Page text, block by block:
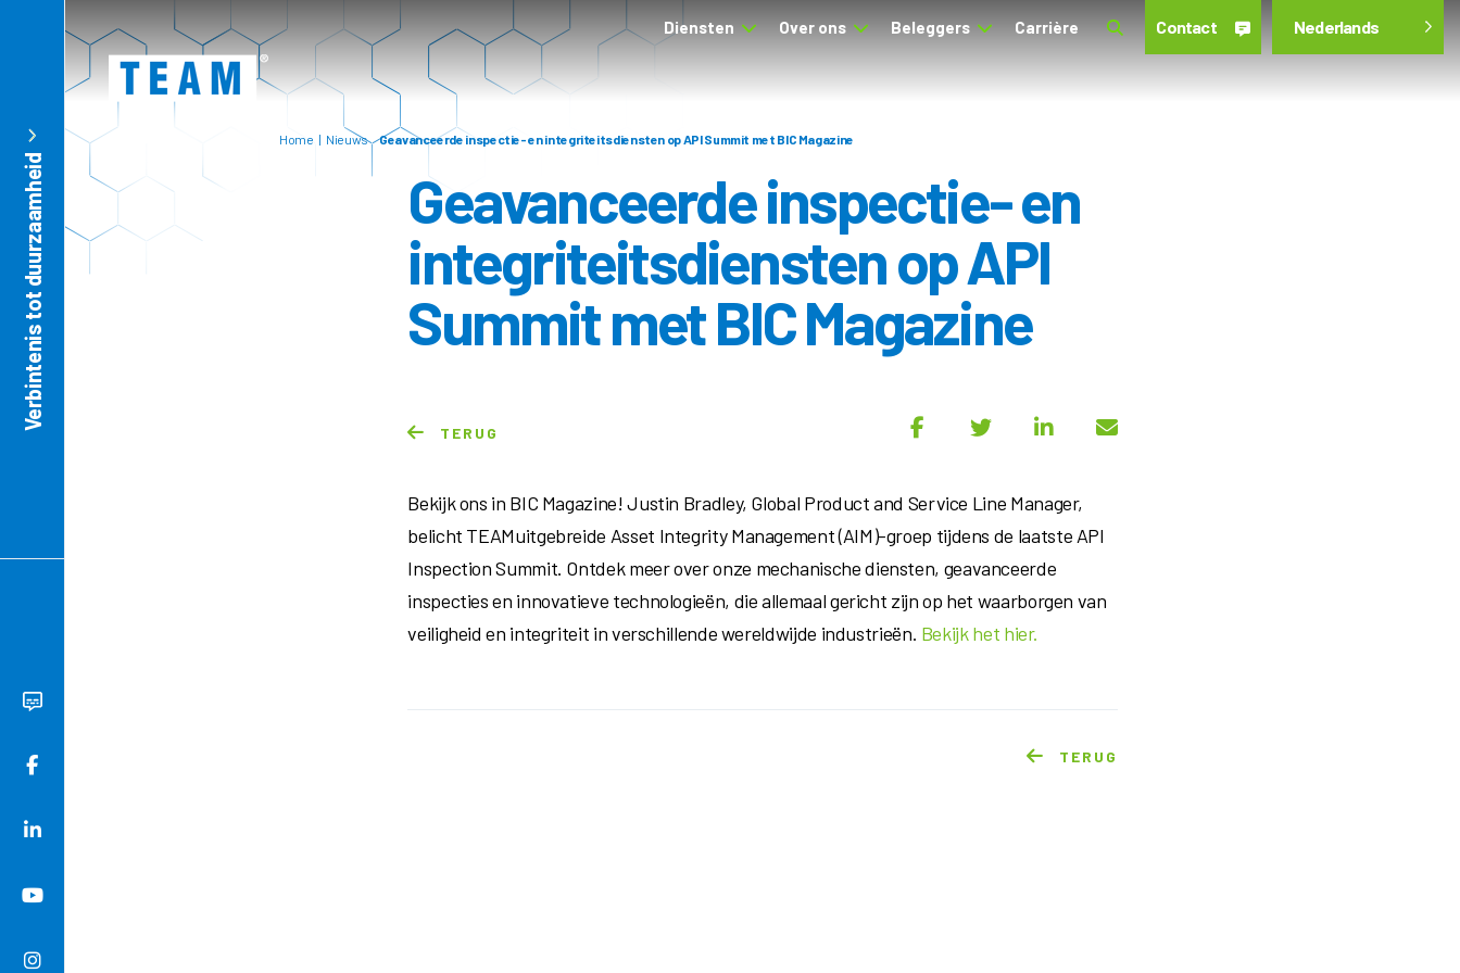
Diensten Over ons Beleggers Carrière Contact Nederlands
Home | Nieuws Geavanceerde inspectie- en integriteitsdiensten op API Summit met BIC Magazine
Geavanceerde inspectie- en
integriteitsdiensten op API
Summit met BIC Magazine
TERUG
Bekijk ons in BIC Magazine! Justin Bradley, Global Product and Service Line Manager,
belicht TEAMuitgebreide Asset Integrity Management (AIM)-groep tijdens de laatste API
Inspection Summit. Ontdek meer over onze mechanische diensten, geavanceerde
inspecties en innovatieve technologieën, die allemaal gericht zijn op het waarborgen van
veiligheid en integriteit in verschillende wereldwijde industrieën. Bekijk het hier.
TERUG
Verbintenis tot duurzaamheid